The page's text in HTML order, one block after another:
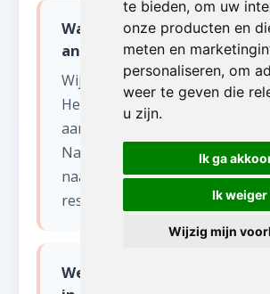
te bieden, om uw
onze producten en
meten en
personaliseren, om
weer te geven die
u zijn.
Ik ga
Ik weiger
Wijzig mijn
Wat gebeurt er met de
antiek opkopen?
Wij sorteren alles zorgvuldig.
Herbruikbare items worden
aan kringloopwinkels en goede
Namen. Recycleerbaar
naar erkende
restafval wordt afgevoerd.
Welke soorten antiek kopen